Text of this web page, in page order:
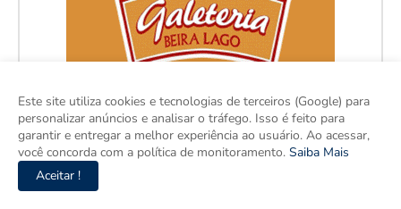
Este site utiliza cookies e tecnologias de terceiros (Google) para
personalizar anúncios e analisar o tráfego. Isso é feito para
garantir e entregar a melhor experiência ao usuário. Ao acessar,
você concorda com a política de monitoramento. Saiba Mais
Aceitar !